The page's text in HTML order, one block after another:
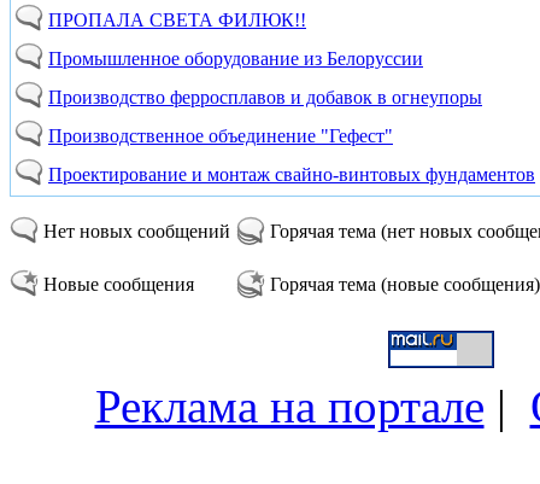
ПРОПАЛА СВЕТА ФИЛЮК!!
Промышленное оборудование из Белоруссии
Производство ферросплавов и добавок в огнеупоры
Производственное объединение "Гефест"
Проектирование и монтаж свайно-винтовых фундаментов
Нет новых сообщений
Новые сообщения
Горячая тема (нет новых
Горячая тема (новые сообщения)
Реклама на портале |